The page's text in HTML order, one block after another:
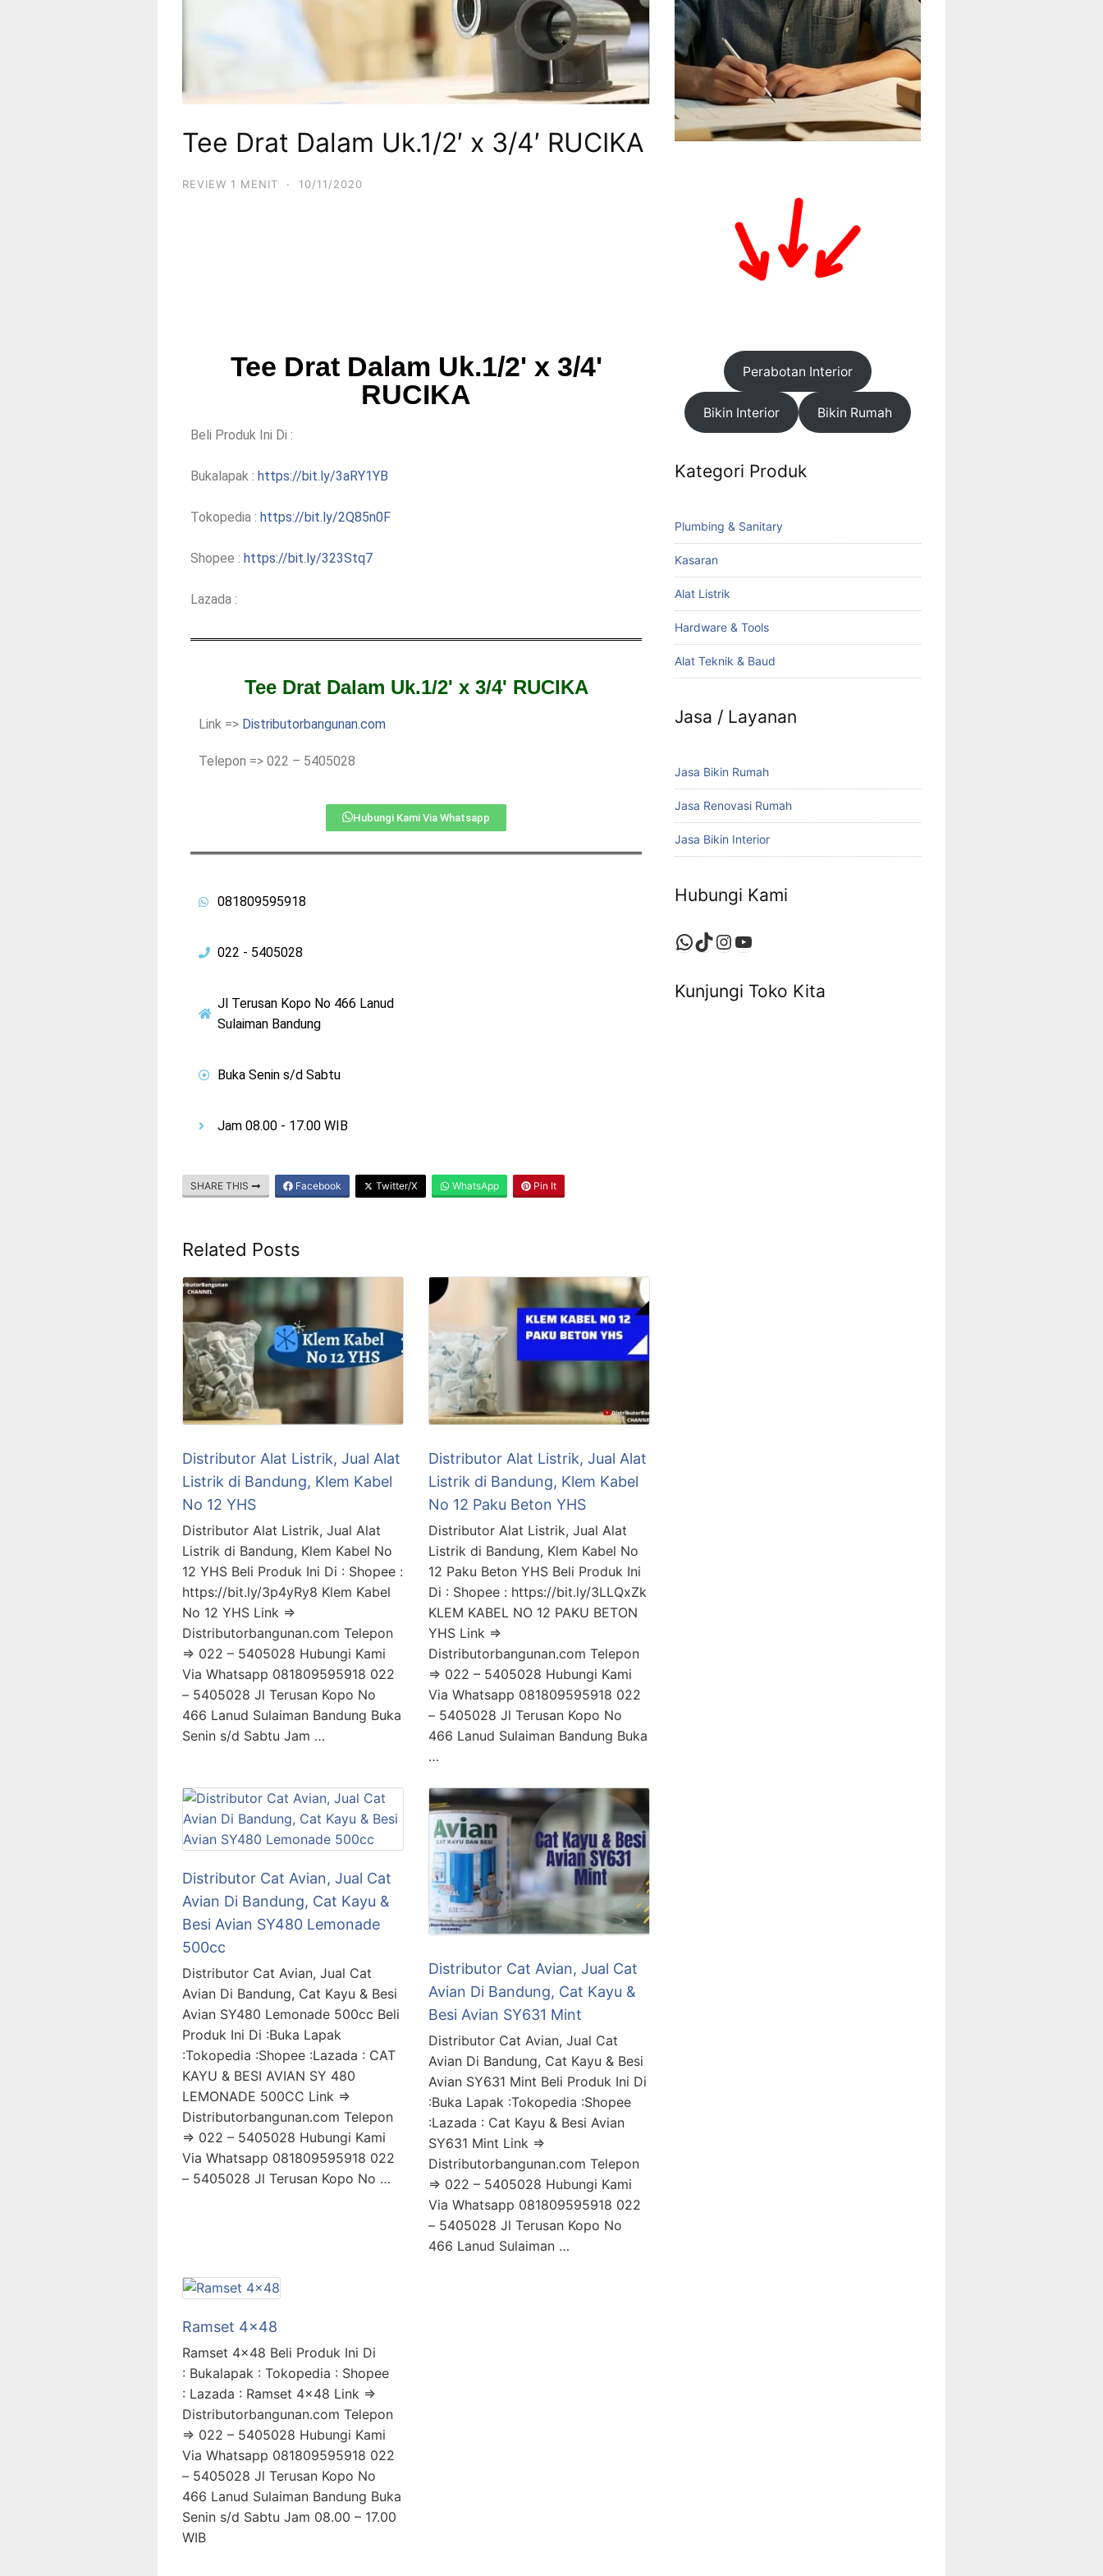
Tee Drat Dalam Uk.1/2′ x 3/4′ RUCIKA
REVIEW 1 MENIT · 10/11/2020
Tee Drat Dalam Uk.1/2' x 3/4'
RUCIKA
Beli Produk Ini Di :
Bukalapak : https://bit.ly/3aRY1YB
Tokopedia : https://bit.ly/2Q85n0F
Shopee : https://bit.ly/323Stq7
Lazada :
Tee Drat Dalam Uk.1/2' x 3/4' RUCIKA
Link => Distributorbangunan.com
Telepon => 022 – 5405028
Hubungi Kami Via Whatsapp
081809595918
022 - 5405028
Jl Terusan Kopo No 466 Lanud
Sulaiman Bandung
Buka Senin s/d Sabtu
Jam 08.00 - 17.00 WIB
SHARE THIS Facebook Twitter/X WhatsApp Pin It
Related Posts
Distributor Alat Listrik, Jual Alat
Listrik di Bandung, Klem Kabel
No 12 YHS
Distributor Alat Listrik, Jual Alat
Listrik di Bandung, Klem Kabel No
12 YHS Beli Produk Ini Di : Shopee :
https://bit.ly/3p4yRy8 Klem Kabel
No 12 YHS Link =>
Distributorbangunan.com Telepon
=> 022 – 5405028 Hubungi Kami
Via Whatsapp 081809595918 022
– 5405028 Jl Terusan Kopo No
466 Lanud Sulaiman Bandung Buka
Senin s/d Sabtu Jam …
Distributor Alat Listrik, Jual Alat
Listrik di Bandung, Klem Kabel
No 12 Paku Beton YHS
Distributor Alat Listrik, Jual Alat
Listrik di Bandung, Klem Kabel No
12 Paku Beton YHS Beli Produk Ini
Di : Shopee : https://bit.ly/3LLQxZk
KLEM KABEL NO 12 PAKU BETON
YHS Link =>
Distributorbangunan.com Telepon
=> 022 – 5405028 Hubungi Kami
Via Whatsapp 081809595918 022
– 5405028 Jl Terusan Kopo No
466 Lanud Sulaiman Bandung Buka
…
Distributor Cat Avian, Jual Cat
Avian Di Bandung, Cat Kayu &
Besi Avian SY480 Lemonade
500cc
Distributor Cat Avian, Jual Cat
Avian Di Bandung, Cat Kayu & Besi
Avian SY480 Lemonade 500cc Beli
Produk Ini Di :Buka Lapak
:Tokopedia :Shopee :Lazada : CAT
KAYU & BESI AVIAN SY 480
LEMONADE 500CC Link =>
Distributorbangunan.com Telepon
=> 022 – 5405028 Hubungi Kami
Via Whatsapp 081809595918 022
– 5405028 Jl Terusan Kopo No …
Distributor Cat Avian, Jual Cat
Avian Di Bandung, Cat Kayu &
Besi Avian SY631 Mint
Distributor Cat Avian, Jual Cat
Avian Di Bandung, Cat Kayu & Besi
Avian SY631 Mint Beli Produk Ini Di
:Buka Lapak :Tokopedia :Shopee
:Lazada : Cat Kayu & Besi Avian
SY631 Mint Link =>
Distributorbangunan.com Telepon
=> 022 – 5405028 Hubungi Kami
Via Whatsapp 081809595918 022
– 5405028 Jl Terusan Kopo No
466 Lanud Sulaiman …
Ramset 4×48
Ramset 4×48 Beli Produk Ini Di
: Bukalapak : Tokopedia : Shopee
: Lazada : Ramset 4×48 Link =>
Distributorbangunan.com Telepon
=> 022 – 5405028 Hubungi Kami
Via Whatsapp 081809595918 022
– 5405028 Jl Terusan Kopo No
466 Lanud Sulaiman Bandung Buka
Senin s/d Sabtu Jam 08.00 – 17.00
WIB
Perabotan Interior
Bikin Interior Bikin Rumah
Kategori Produk
Plumbing & Sanitary
Kasaran
Alat Listrik
Hardware & Tools
Alat Teknik & Baud
Jasa / Layanan
Jasa Bikin Rumah
Jasa Renovasi Rumah
Jasa Bikin Interior
Hubungi Kami
Kunjungi Toko Kita